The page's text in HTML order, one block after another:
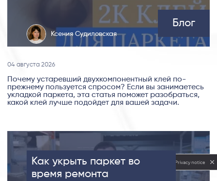
Ксения Судиловская
Блог
04 августа 2026
Почему устаревший двухкомпонентный клей по-
прежнему пользуется спросом? Если вы занимаетесь
укладкой паркета, эта статья поможет разобраться,
какой клей лучше подойдет для вашей задачи.
Как укрыть паркет во
время ремонта
Privacy notice